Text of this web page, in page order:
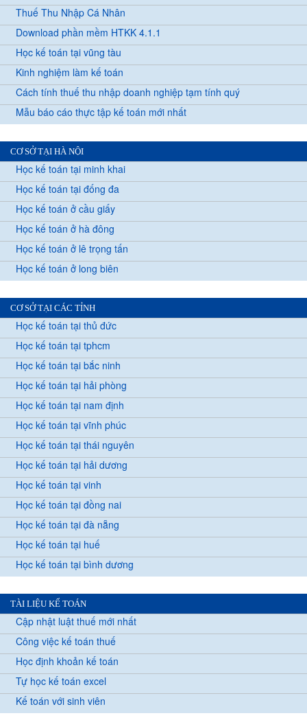
Thuế Thu Nhập Cá Nhân
Download phần mềm HTKK 4.1.1
Học kế toán tại vũng tàu
Kinh nghiệm làm kế toán
Cách tính thuế thu nhập doanh nghiệp tạm tính quý
Mẫu báo cáo thực tập kế toán mới nhất
CƠ SỞ TẠI HÀ NỘI
Học kế toán tại minh khai
Học kế toán tại đống đa
Học kế toán ở cầu giấy
Học kế toán ở hà đông
Học kế toán ở lê trọng tấn
Học kế toán ở long biên
CƠ SỞ TẠI CÁC TỈNH
Học kế toán tại thủ đức
Học kế toán tại tphcm
Học kế toán tại bắc ninh
Học kế toán tại hải phòng
Học kế toán tại nam định
Học kế toán tại vĩnh phúc
Học kế toán tại thái nguyên
Học kế toán tại hải dương
Học kế toán tại vinh
Học kế toán tại đồng nai
Học kế toán tại đà nẵng
Học kế toán tại huế
Học kế toán tại bình dương
TÀI LIỆU KẾ TOÁN
Cập nhật luật thuế mới nhất
Công việc kế toán thuế
Học định khoản kế toán
Tự học kế toán excel
Kế toán với sinh viên